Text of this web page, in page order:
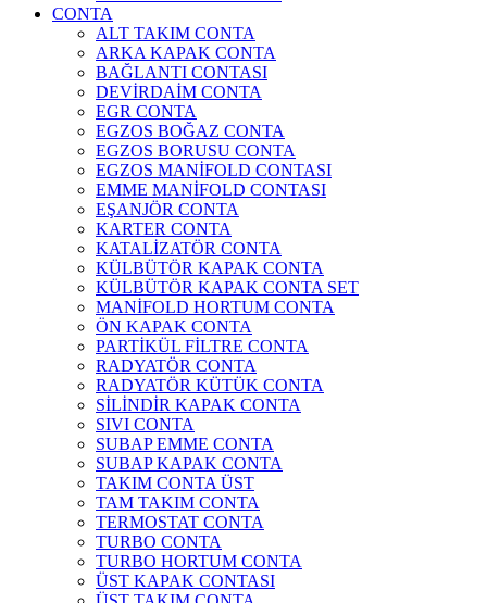
CONTA
ALT TAKIM CONTA
ARKA KAPAK CONTA
BAĞLANTI CONTASI
DEVİRDAİM CONTA
EGR CONTA
EGZOS BOĞAZ CONTA
EGZOS BORUSU CONTA
EGZOS MANİFOLD CONTASI
EMME MANİFOLD CONTASI
EŞANJÖR CONTA
KARTER CONTA
KATALİZATÖR CONTA
KÜLBÜTÖR KAPAK CONTA
KÜLBÜTÖR KAPAK CONTA SET
MANİFOLD HORTUM CONTA
ÖN KAPAK CONTA
PARTİKÜL FİLTRE CONTA
RADYATÖR CONTA
RADYATÖR KÜTÜK CONTA
SİLİNDİR KAPAK CONTA
SIVI CONTA
SUBAP EMME CONTA
SUBAP KAPAK CONTA
TAKIM CONTA ÜST
TAM TAKIM CONTA
TERMOSTAT CONTA
TURBO CONTA
TURBO HORTUM CONTA
ÜST KAPAK CONTASI